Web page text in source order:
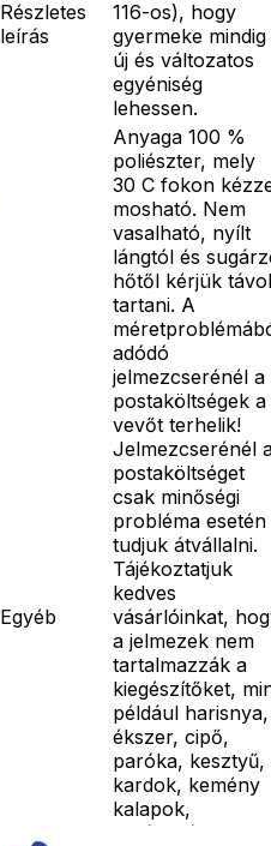
Részletes
leírás
116-os), hogy
gyermeke mindig
új és változatos
egyéniség
lehessen.
Egyéb
Anyaga 100 %
poliészter, mely
30 C fokon
mosható. Nem
vasalható, nyílt
lángtól és
hőtől kérjük távol
tartani. A
adódó
jelmezcserénél a
postaköltségek a
vevőt terhelik!
Jelmezcserénél
postaköltséget
csak minőségi
probléma esetén
tudjuk átvállalni.
Tájékoztatjuk
kedves
vásárlóinkat,
a jelmezek nem
tartalmazzák a
kiegészítőket,
például harisnya,
ékszer, cipő,
paróka, kesztyű,
kardok, kemény
kalapok,
varázspálca,